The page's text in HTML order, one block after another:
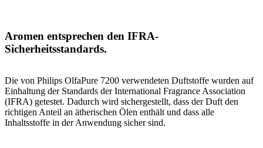
Aromen entsprechen den IFRA-
Sicherheitsstandards.
Die von Philips OlfaPure 7200 verwendeten Duftstoffe wurden auf
Einhaltung der Standards der International Fragrance Association
(IFRA) getestet. Dadurch wird sichergestellt, dass der Duft den
richtigen Anteil an ätherischen Ölen enthält und dass alle
Inhaltsstoffe in der Anwendung sicher sind.